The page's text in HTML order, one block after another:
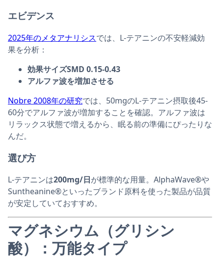
エビデンス
2025年のメタアナリシスでは、L-テアニンの不安軽減効
果を分析：
効果サイズSMD 0.15-0.43
アルファ波を増加させる
Nobre 2008年の研究では、50mgのL-テアニン摂取後45-
60分でアルファ波が増加することを確認。アルファ波は
リラックス状態で増えるから、眠る前の準備にぴったりな
んだ。
選び方
L-テアニンは200mg/日が標準的な用量。AlphaWave®や
Suntheanine®といったブランド原料を使った製品が品質
が安定していておすすめ。
マグネシウム（グリシン
酸）：万能タイプ